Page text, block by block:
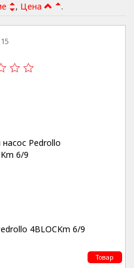
, Цена .
4BLOCKm 6/9
Товар